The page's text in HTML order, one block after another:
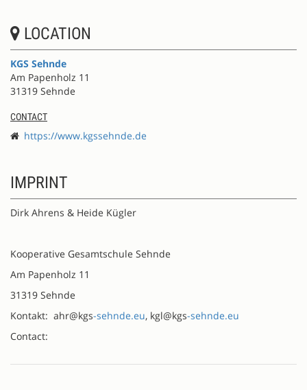
LOCATION
KGS Sehnde
Am Papenholz 11
31319 Sehnde
CONTACT
https://www.kgssehnde.de
IMPRINT
Dirk Ahrens & Heide Kügler
Kooperative Gesamtschule Sehnde
Am Papenholz 11
31319 Sehnde
Kontakt: ahr@kgs-sehnde.eu, kgl@kgs-sehnde.eu
Contact: